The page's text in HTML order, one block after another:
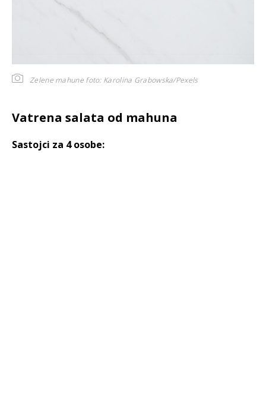
Zelene mahune foto: Karolina Grabowska/Pexels
Vatrena salata od mahuna
Sastojci za 4 osobe: